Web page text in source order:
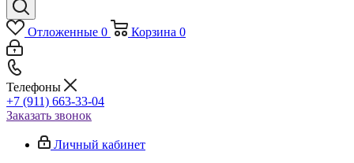
Отложенные 0 Корзина 0
Телефоны
+7 (911) 663-33-04
Заказать звонок
Личный кабинет